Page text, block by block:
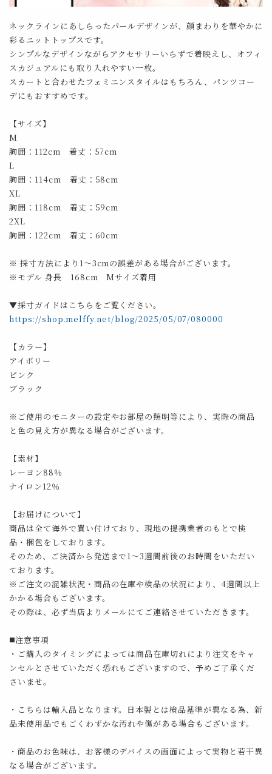
ネックラインにあしらったパールデザインが、顔まわりを華やかに
彩るニットトップスです。
シンプルなデザインながらアクセサリーいらずで着映えし、オフィ
スカジュアルにも取り入れやすい一枚。
スカートと合わせたフェミニンスタイルはもちろん、パンツコー
デにもおすすめです。
【サイズ】
M
胸囲：112cm 着丈：57cm
L
胸囲：114cm 着丈：58cm
XL
胸囲：118cm 着丈：59cm
2XL
胸囲：122cm 着丈：60cm
※ 採寸方法により1～3cmの誤差がある場合がございます。
※モデル 身長 168cm Mサイズ着用
▼採寸ガイドはこちらをご覧ください。
https://shop.melffy.net/blog/2025/05/07/080000
【カラー】
アイボリー
ピンク
ブラック
※ご使用のモニターの設定やお部屋の照明等により、実際の商品
と色の見え方が異なる場合がございます。
【素材】
レーヨン88％
ナイロン12％
【お届けについて】
商品は全て海外で買い付けており、現地の提携業者のもとで検
品・梱包をしております。
そのため、ご決済から発送まで1～3週間前後のお時間をいただい
ております。
※ご注文の混雑状況・商品の在庫や検品の状況により、4週間以上
かかる場合もございます。
その際は、必ず当店よりメールにてご連絡させていただきます。
◼️注意事項
・ご購入のタイミングによっては商品在庫切れにより注文をキャ
ンセルとさせていただく恐れもございますので、予めご了承くだ
さいませ。
・こちらは輸入品となります。日本製とは検品基準が異なる為、新
品未使用品でもごくわずかな汚れや傷がある場合もございます。
・商品のお色味は、お客様のデバイスの画面によって実物と若干異
なる場合がございます。